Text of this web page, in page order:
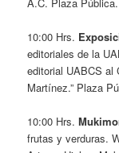
10:00 Hrs.
editoriales de la
editorial UABCS al
Martínez.” Plaza
10:00 Hrs.
frutas y verduras.